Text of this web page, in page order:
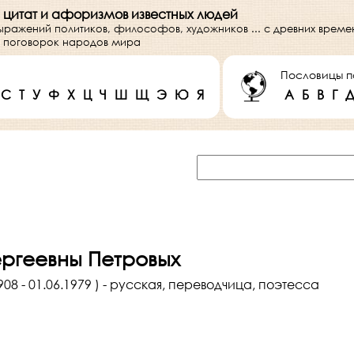
и афоризмов известных людей
политиков, философов, художников ... с древних
поговорок народов мира
С Т У Ф Х Ц Ч Ш Щ Э Ю Я
Пословицы
А Б В Г Д
Петровых
- 01.06.1979 ) - русская, переводчица, поэтесса